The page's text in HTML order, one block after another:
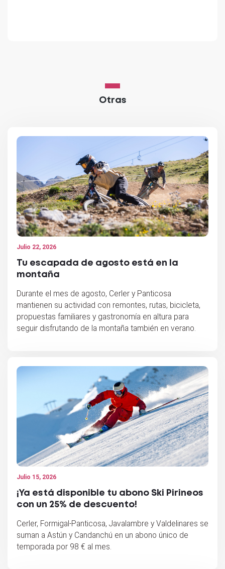
Otras
Julio 22, 2026
Tu escapada de agosto está en la
montaña
Durante el mes de agosto, Cerler y Panticosa
mantienen su actividad con remontes, rutas, bicicleta,
propuestas familiares y gastronomía en altura para
seguir disfrutando de la montaña también en verano.
Julio 15, 2026
¡Ya está disponible tu abono Ski Pirineos
con un 25% de descuento!
Cerler, Formigal-Panticosa, Javalambre y Valdelinares se
suman a Astún y Candanchú en un abono único de
temporada por 98 € al mes.